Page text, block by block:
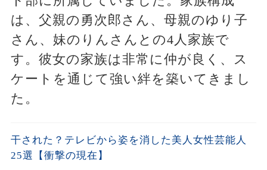
は、父親の勇次郎さん、母親のゆり子
さん、妹のりんさんとの4人家族で
す。彼女の家族は非常に仲が良く、ス
ケートを通じて強い絆を築いてきまし
た。
干された？テレビから姿を消した美人女性芸能人
25選【衝撃の現在】